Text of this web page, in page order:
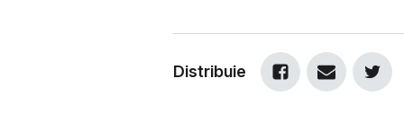
Distribuie